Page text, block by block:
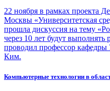
22 ноября в рамках проекта
Москвы «Университетская
прошла дискуссия на тему
через 10 лет будут
проводил профессор
Ким.
Компьютерные технологии в